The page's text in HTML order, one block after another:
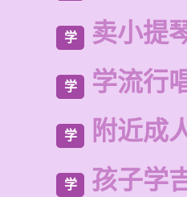
学 卖小提
学 学流行
学 附近成
学 孩子学